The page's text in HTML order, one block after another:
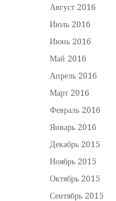
Август 2016
Июль 2016
Июнь 2016
Май 2016
Апрель 2016
Март 2016
Февраль 2016
Январь 2016
Декабрь 2015
Ноябрь 2015
Октябрь 2015
Сентябрь 2015